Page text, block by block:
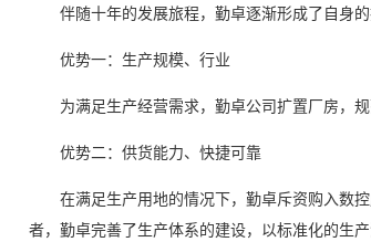
伴随十年的发展旅程，勤卓逐渐形成了自身的
优势一：生产规模、行业
为满足生产经营需求，勤卓公司扩置厂房，规
优势二：供货能力、快捷可靠
在满足生产用地的情况下，勤卓斥资购入数控
者，勤卓完善了生产体系的建设，以标准化的生